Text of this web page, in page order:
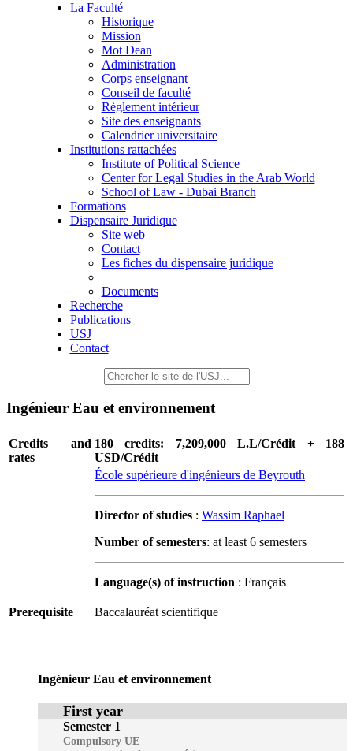
La Faculté
Historique
Mission
Mot Dean
Administration
Corps enseignant
Conseil de faculté
Règlement intérieur
Site des enseignants
Calendrier universitaire
Institutions rattachées
Institute of Political Science
Center for Legal Studies in the Arab World
School of Law - Dubai Branch
Formations
Dispensaire Juridique
Site web
Contact
Les fiches du dispensaire juridique
Documents
Recherche
Publications
USJ
Contact
Ingénieur Eau et environnement
Credits and
rates
180 credits: 7,209,000 L.L/Crédit + 188
USD/Crédit
École supérieure d'ingénieurs de Beyrouth
Director of studies : Wassim Raphael
Number of semesters: at least 6 semesters
Language(s) of instruction : Français
Prerequisite Baccalauréat scientifique
Ingénieur Eau et environnement
First year
Semester 1
Compulsory UE